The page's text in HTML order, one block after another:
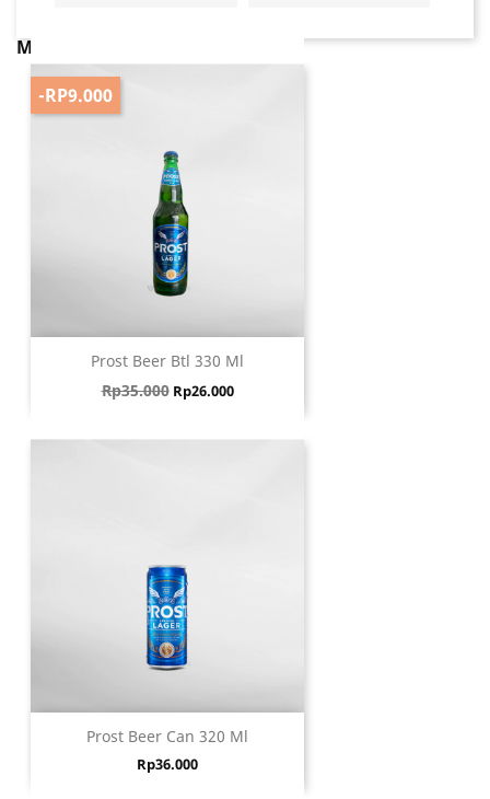
MUNGKIN ANDA JUGA SUKA
Prost Beer Btl 330 Ml
Harga biasa
Rp35.000 Harga
Rp26.000
-RP9.000
Prost Beer Can 320 Ml
Harga
Rp36.000